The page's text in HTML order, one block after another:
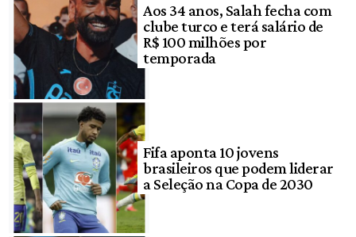
Aos 34 anos, Salah fecha com
clube turco e terá salário de
R$ 100 milhões por
temporada
Fifa aponta 10 jovens
brasileiros que podem liderar
a Seleção na Copa de 2030